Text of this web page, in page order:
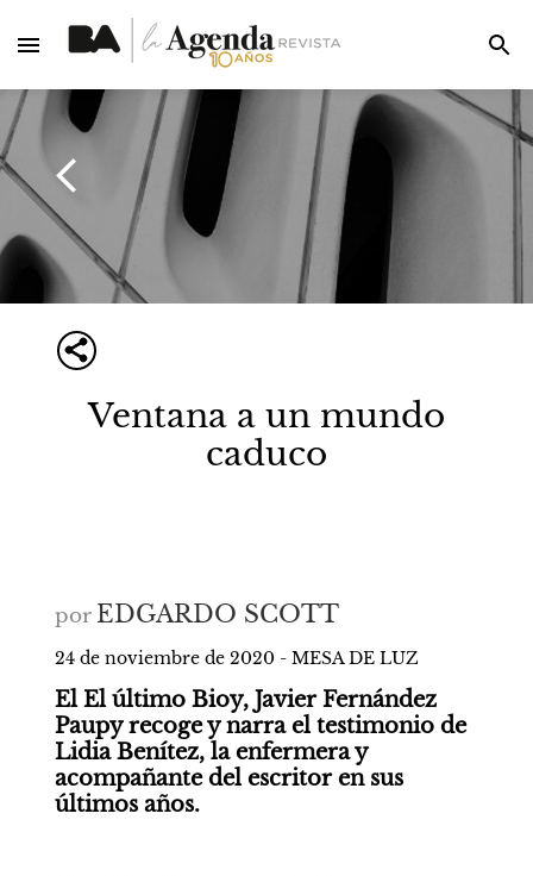
Ventana a un mundo
caduco
por EDGARDO SCOTT
24 de noviembre de 2020 - MESA DE LUZ
El El último Bioy, Javier Fernández
Paupy recoge y narra el testimonio de
Lidia Benítez, la enfermera y
acompañante del escritor en sus
últimos años.